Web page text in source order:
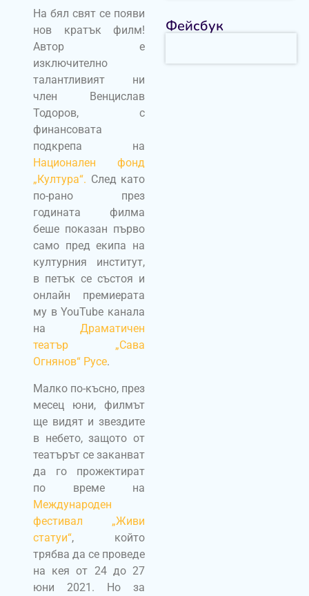
На бял свят се появи
нов кратък филм!
Автор е
изключително
талантливият ни
член Венцислав
Тодоров, с
финансовата
подкрепа на
Национален фонд
„Култура“. След като
по-рано през
годината филма
беше показан първо
само пред екипа на
културния институт,
в петък се състоя и
онлайн премиерата
му в YouTube канала
наДраматичен
театър „Сава
Огнянов“ Русе.
Малко по-късно, през
месец юни, филмът
ще видят и звездите
в небето, защото от
театърът се заканват
да го прожектират
по време на
Международен
фестивал „Живи
статуи“, който
трябва да се проведе
на кея от 24 до 27
юни 2021. Но за
Фейсбук